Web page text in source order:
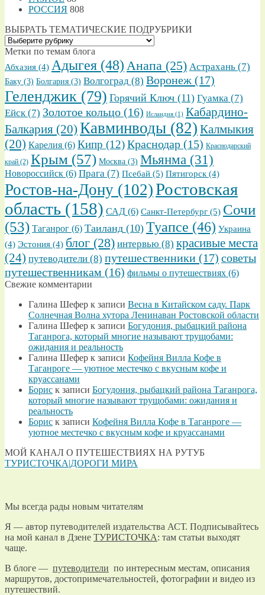
РОССИЯ 808
ВЫБРАТЬ ТЕМАТИЧЕСКИЕ ПОДРУБРИКИ
ВЫБРАТЬ
ТЕМАТИЧЕСКИЕ
ПОДРУБРИКИ
Метки по темам блога
Абхазия (4) Адыгея (48) Анапа (25) Астрахань (7)
Баку (3) Болгария (3) Волгоград (8) Воронеж (17)
Геленджик (79) Горячий Ключ (11) Гуамка (7)
Ейск(7) Золотое кольцо (16) Исландия (1) Кабардино-
Балкария (20) Кавминводы (82) Калмыкия
(20) Карелия (6) Кипр (12)Краснодар (15) Краснодарский
край (2) Крым (57) Москва (3) Мьянма (31)
Новороссийск (6) Прага (7) Псебай (5) Пятигорск (4)
Ростов-на-Дону (102)Ростовская
область (158) САД (6) Санкт-Петербург (5) Сочи
(53) Таганрог (6) Таиланд (10) Туапсе (46) Украина
(4) Эстония (4) блог (28) интервью (8) красивые места
(24) путеводители (8) путешественники (17) советы
путешественникам (16) фильмы о путешествиях (6)
Свежие комментарии
Галина Шефер к записи Весна в Китайском саду. Парк
Солнечная Волна хутора Ленинаван Ростовской области
Галина Шефер к записи Богудония, рыбацкий района
Таганрога, который многие называют трущобами:
ожидания и реальность
Галина Шефер к записи Кофейня Вилла Кофе в
Таганроге — уютное местечко с вкусным кофе и
круассанами
Борис к записи Богудония, рыбацкий района Таганрога,
который многие называют трущобами: ожидания и
реальность
Борис к записи Кофейня Вилла Кофе в Таганроге —
уютное местечко с вкусным кофе и круассанами
МОЙ КАНАЛ О ПУТЕШЕСТВИЯХ НА РУТУБ
ТУРИСТОЧКА|ДОРОГИ МИРА
Мы всегда рады новым читателям
Я — автор путеводителей издательства АСТ. Подписывайтесь
на мой канал в Дзене ТУРИСТОЧКА: там статьи выходят
чаще.
В блоге — путеводители по интересным местам, описания
маршрутов, достопримечательностей, фотографии и видео из
путешествий.